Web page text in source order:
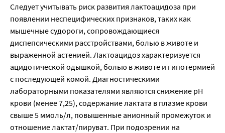
Следует учитывать риск развития лактоацидоза при
появлении неспецифических признаков, таких как
мышечные судороги, сопровождающиеся
диспепсическими расстройствами, болью в животе и
выраженной астенией. Лактоацидоз характеризуется
ацидотической одышкой, болью в животе и гипотермией
с последующей комой. Диагностическими
лабораторными показателями являются снижение pH
крови (менее 7,25), содержание лактата в плазме крови
свыше 5 ммоль/л, повышенные анионный промежуток и
отношение лактат/пируват. При подозрении на